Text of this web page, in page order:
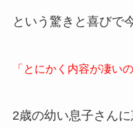
という驚きと喜びで
「とにかく内容が凄い
2歳の幼い息子さん